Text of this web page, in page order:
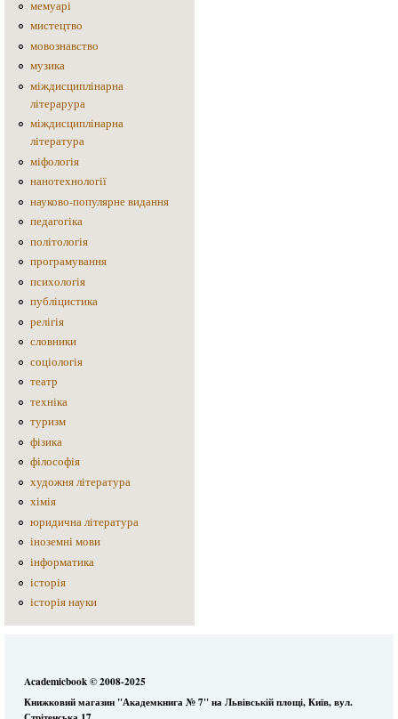
мемуарі
мистецтво
мовознавство
музика
міждисциплінарна
літерарура
міждисциплінарна
література
міфологія
нанотехнології
науково-популярне видання
педагогіка
політологія
програмування
психологія
публіцистика
релігія
словники
соціологія
театр
техніка
туризм
фізика
філософія
художня література
хімія
юридична література
іноземні мови
інформатика
історія
історія науки
Academicbook © 2008-2025
Книжковий магазин "Академкнига № 7" на Львівській площі, Київ, вул.